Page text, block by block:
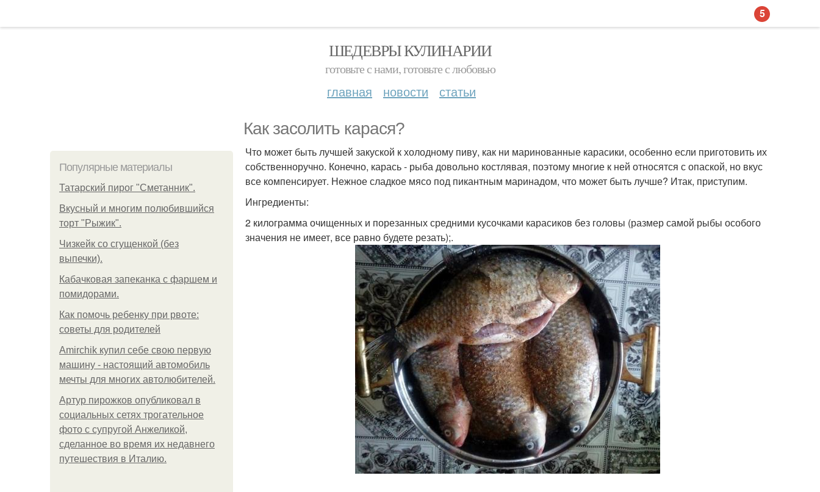
ШЕДЕВРЫ КУЛИНАРИИ
готовьте с нами, готовьте с любовью
главная новости статьи
Как засолить карася?
Популярные материалы
Татарский пирог "Сметанник".
Вкусный и многим полюбившийся
торт "Рыжик".
Чизкейк со сгущенкой (без
выпечки).
Кабачковая запеканка с фаршем и
помидорами.
Как помочь ребенку при рвоте:
советы для родителей
Amirchik купил себе свою первую
машину - настоящий автомобиль
мечты для многих автолюбителей.
Артур пирожков опубликовал в
социальных сетях трогательное
фото с супругой Анжеликой,
сделанное во время их недавнего
путешествия в Италию.
Что может быть лучшей закуской к холодному пиву, как ни маринованные карасики, особенно если приготовить их
собственноручно. Конечно, карась - рыба довольно костлявая, поэтому многие к ней относятся с опаской, но вкус
все компенсирует. Нежное сладкое мясо под пикантным маринадом, что может быть лучше? Итак, приступим.
Ингредиенты:
2 килограмма очищенных и порезанных средними кусочками карасиков без головы (размер самой рыбы особого
значения не имеет, все равно будете резать);.
5